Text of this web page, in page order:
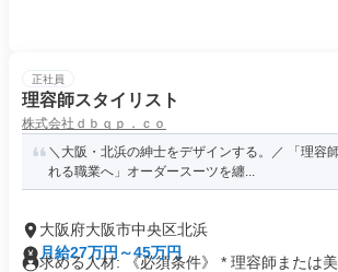
正社員
理容師スタイリスト
株式会社ｄｂｑｐ．ｃｏ
＼大阪・北浜の紳士をデザインする。／ 「理容
れる職業へ」オーダースーツを纏...
大阪府大阪市中央区北浜
月給27万円～45万円
求める人材: 《必須条件》 * 理容師または